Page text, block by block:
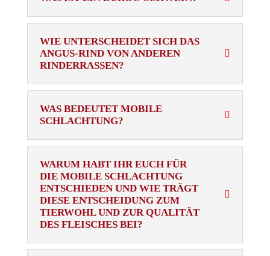
WIE UNTERSCHEIDET SICH DAS
ANGUS-RIND VON ANDEREN
RINDERRASSEN?
WAS BEDEUTET MOBILE
SCHLACHTUNG?
WARUM HABT IHR EUCH FÜR
DIE MOBILE SCHLACHTUNG
ENTSCHIEDEN UND WIE TRÄGT
DIESE ENTSCHEIDUNG ZUM
TIERWOHL UND ZUR QUALITÄT
DES FLEISCHES BEI?